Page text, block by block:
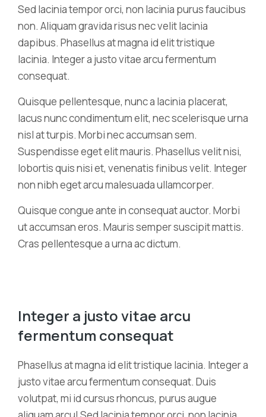
Sed lacinia tempor orci, non lacinia purus faucibus
non. Aliquam gravida risus nec velit lacinia
dapibus. Phasellus at magna id elit tristique
lacinia. Integer a justo vitae arcu fermentum
consequat.
Quisque pellentesque, nunc a lacinia placerat,
lacus nunc condimentum elit, nec scelerisque urna
nisl at turpis. Morbi nec accumsan sem.
Suspendisse eget elit mauris. Phasellus velit nisi,
lobortis quis nisi et, venenatis finibus velit. Integer
non nibh eget arcu malesuada ullamcorper.
Quisque congue ante in consequat auctor. Morbi
ut accumsan eros. Mauris semper suscipit mattis.
Cras pellentesque a urna ac dictum.
Integer a justo vitae arcu
fermentum consequat
Phasellus at magna id elit tristique lacinia. Integer a
justo vitae arcu fermentum consequat. Duis
volutpat, mi id cursus rhoncus, purus augue